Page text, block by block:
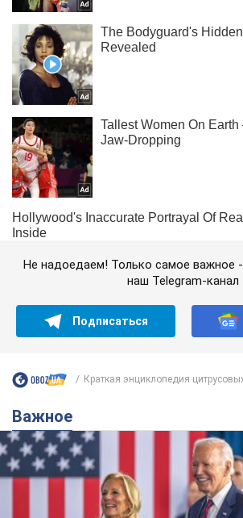
Не надоедаем! Только самое важное
наш Telegram-канал
Подписаться
Краткая энциклопедия
Важное